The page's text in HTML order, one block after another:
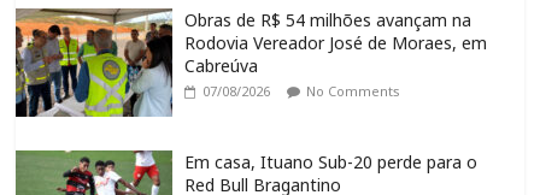
Obras de R$ 54 milhões avançam na
Rodovia Vereador José de Moraes, em
Cabreúva
07/08/2026 No Comments
Em casa, Ituano Sub-20 perde para o
Red Bull Bragantino